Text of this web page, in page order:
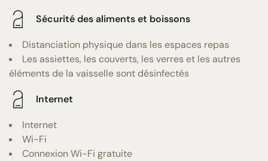
Sécurité des aliments et boissons
Distanciation physique dans les espaces repas
Les assiettes, les couverts, les verres et les autres
éléments de la vaisselle sont désinfectés
Internet
Internet
Wi-Fi
Connexion Wi-Fi gratuite